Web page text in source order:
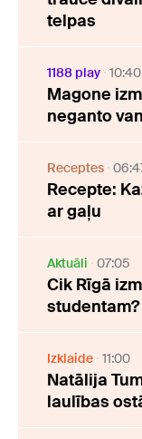
telpas
1188 play 10:40
Magone
neganto
Receptes
Recepte:
ar gaļu
Aktuāli 07:05
Cik Rīgā
studentam?
Izklaide 11:00
Natālija
laulības